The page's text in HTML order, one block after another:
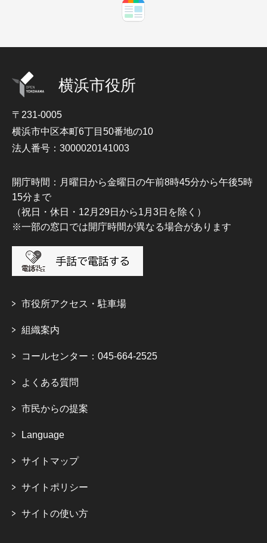
横浜市役所
〒231-0005
横浜市中区本町6丁目50番地の10
法人番号：3000020141003
開庁時間：月曜日から金曜日の午前8時45分から午後5時
15分まで
（祝日・休日・12月29日から1月3日を除く）
※一部の窓口では開庁時間が異なる場合があります
市役所アクセス・駐車場
組織案内
コールセンター：045-664-2525
よくある質問
市民からの提案
Language
サイトマップ
サイトポリシー
サイトの使い方